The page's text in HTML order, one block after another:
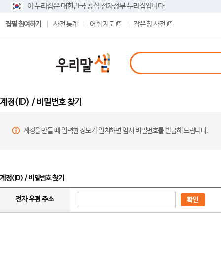
이 누리집은 대한민국 공식 전자정부 누리집입니다.
집필 참여하기 사전 통계 어휘 지도 작은 창 사전
계정(ID) / 비밀번호 찾기
계정을 만들 때 입력한 정보가 일치하면 임시 비밀번호를 발급해 드립니다.
계정(ID) / 비밀번호 찾기
전자 우편 주소 확인